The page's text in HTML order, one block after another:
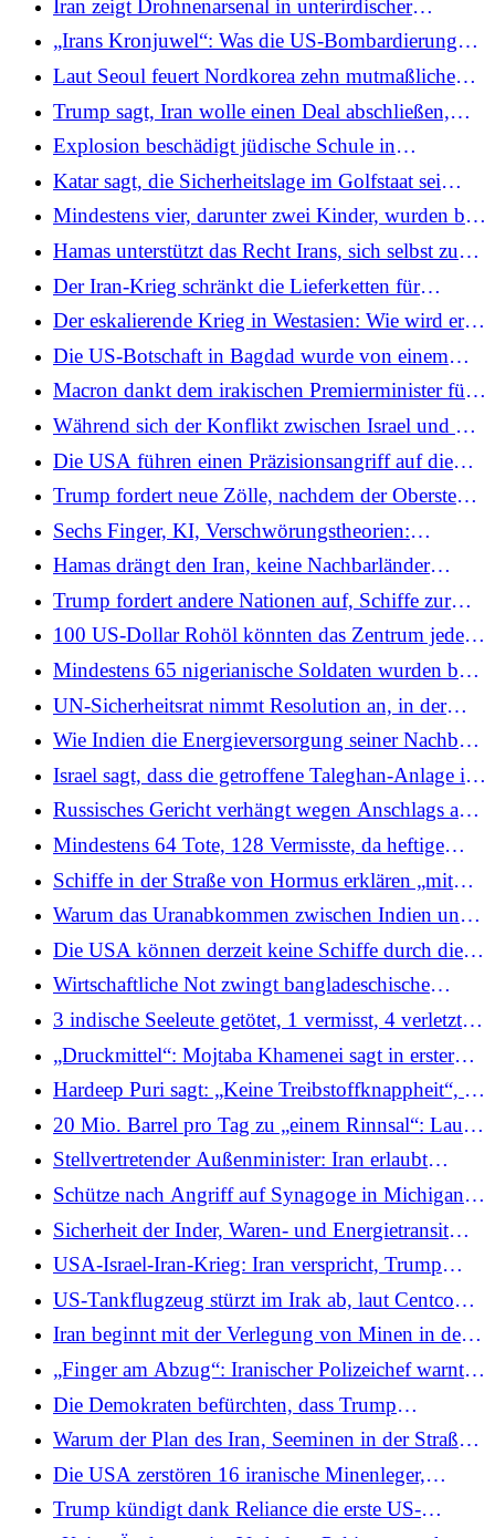
Sanktionen gegen russisches Öl gelockert haben
Iran zeigt Drohnenarsenal in unterirdischer
Raketenstadt, während die Spannungen in Hormus
zunehmen
„Irans Kronjuwel“: Was die US-Bombardierung
der ölkritischen Insel Kharg für den Krieg in
Westasien bedeutet
Laut Seoul feuert Nordkorea zehn mutmaßliche
ballistische Raketen auf das Japanische Meer ab
Trump sagt, Iran wolle einen Deal abschließen,
„aber nicht die Art“, die er „akzeptieren“ würde
Explosion beschädigt jüdische Schule in
Amsterdam bei „vorsätzlichem Angriff“ auf
Gemeinde
Katar sagt, die Sicherheitslage im Golfstaat sei
angesichts iranischer Angriffe „stabil“.
Mindestens vier, darunter zwei Kinder, wurden bei
dem afghanischen Drohnenangriff auf Pakistan
verletzt
Hamas unterstützt das Recht Irans, sich selbst zu
verteidigen, und fordert ihn auf, seine Nachbarn zu
schonen
Der Iran-Krieg schränkt die Lieferketten für
Schwefel ein, die für die Industrie von
entscheidender Bedeutung sind
Der eskalierende Krieg in Westasien: Wie wird er
enden? Ein Experte erklärt...
Die US-Botschaft in Bagdad wurde von einem
Raketenangriff getroffen, während die
Spannungen in Westasien eskalierten
Macron dankt dem irakischen Premierminister für
„Maßnahmen“ zum Schutz der französischen
Streitkräfte nach dem Tod eines Soldaten in
Kurdistan
Während sich der Konflikt zwischen Israel und der
Hisbollah verschärft, werden die Städte im
Libanon geleert und Familien zerstört
Die USA führen einen Präzisionsangriff auf die
Insel Kharg durch und treffen dabei über 90
iranische Militärziele: CENTCOM
Trump fordert neue Zölle, nachdem der Oberste
Gerichtshof den Einnahmenplan in Höhe von 1,6
Billionen US-Dollar gestrichen hat
Sechs Finger, KI, Verschwörungstheorien:
Netanyahus virales Video heizt Online-Debatte an
Hamas drängt den Iran, keine Nachbarländer
anzugreifen, bekräftigt jedoch sein Recht auf
Vergeltung
Trump fordert andere Nationen auf, Schiffe zur
Sicherung der Straße von Hormus einzusetzen
100 US-Dollar Rohöl könnten das Zentrum jeden
Monat 30.000 Crore kosten, da die Nahostkrise
Indiens Finanzen bedroht: Bericht
Mindestens 65 nigerianische Soldaten wurden bei
dschihadistischen Angriffen im Nordosten des
Landes getötet
UN-Sicherheitsrat nimmt Resolution an, in der
Irans Angriffe auf Golfstaaten verurteilt werden;
Indien unter 135 Unterstützern
Wie Indien die Energieversorgung seiner Nachbarn
inmitten des Iran-Krieges überprüft
Israel sagt, dass die getroffene Taleghan-Anlage in
Teheran mit dem iranischen Atomprogramm in
Zusammenhang steht
Russisches Gericht verhängt wegen Anschlags auf
ein Moskauer Konzert im Jahr 2024 eine
lebenslange Haftstrafe von 15 Jahren
Mindestens 64 Tote, 128 Vermisste, da heftige
Regenfälle im Süden Äthiopiens Erdrutsche
auslösen
Schiffe in der Straße von Hormus erklären „mit
China verbunden“-Status, um Angriffen im Iran-
Krieg zu entgehen
Warum das Uranabkommen zwischen Indien und
Kanada Pakistan beunruhigt – und was die MEA
sagte
Die USA können derzeit keine Schiffe durch die
Straße von Hormus eskortieren, „ziemlich
wahrscheinlich“ bis zum Monatsende, sagt
Energiechef
Wirtschaftliche Not zwingt bangladeschische
Arbeiter trotz regionaler Konflikte zur Rückkehr
nach Westasien
3 indische Seeleute getötet, 1 vermisst, 4 verletzt
bei Zwischenfällen auf See im Iran-Krieg:
Regierung
„Druckmittel“: Mojtaba Khamenei sagt in erster
Erklärung, dass die Straße von Hormus
geschlossen bleiben wird
Hardeep Puri sagt: „Keine Treibstoffknappheit“, 70
% der Rohölimporte verlagerten sich von Hormuz
weg
20 Mio. Barrel pro Tag zu „einem Rinnsal“: Laut
IEA erstickt Hormuz die größte
Ölversorgungsunterbrechung in der Geschichte
Stellvertretender Außenminister: Iran erlaubt
einigen Ländern, die Straße von Hormus zu
nutzen, ohne Minen zu legen
Schütze nach Angriff auf Synagoge in Michigan
getötet
Sicherheit der Inder, Waren- und Energietransit
haben oberste Priorität: Premierminister Modi teilt
dies dem iranischen Präsidenten im Gespräch mit
USA-Israel-Iran-Krieg: Iran verspricht, Trump
wegen „schwerwiegender Fehleinschätzung“ zu
entschuldigen
US-Tankflugzeug stürzt im Irak ab, laut Centcom
wurde das Flugzeug weder durch feindliches noch
durch freundliches Feuer abgeschossen
Iran beginnt mit der Verlegung von Minen in der
Straße von Hormus, was das Risiko für globale
Ölströme erhöht: Bericht
„Finger am Abzug“: Iranischer Polizeichef warnt
vor Protesten gegen die Regierung
Die Demokraten befürchten, dass Trump
Bodentruppen im Iran stationieren könnte
Warum der Plan des Iran, Seeminen in der Straße
von Hormus zu legen, katastrophal sein könnte
Die USA zerstören 16 iranische Minenleger,
nachdem Hegseth vor einem „intensiven“
Bombentag gewarnt hatte
Trump kündigt dank Reliance die erste US-